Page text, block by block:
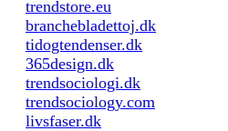
trendstore.eu
branchebladettoj.dk
tidogtendenser.dk
365design.dk
trendsociologi.dk
trendsociology.com
livsfaser.dk